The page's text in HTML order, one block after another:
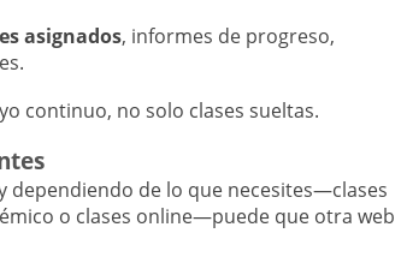
asignados, informes de progreso,
continuo, no solo clases sueltas.
dependiendo de lo que necesites—clases
o clases online—puede que otra web